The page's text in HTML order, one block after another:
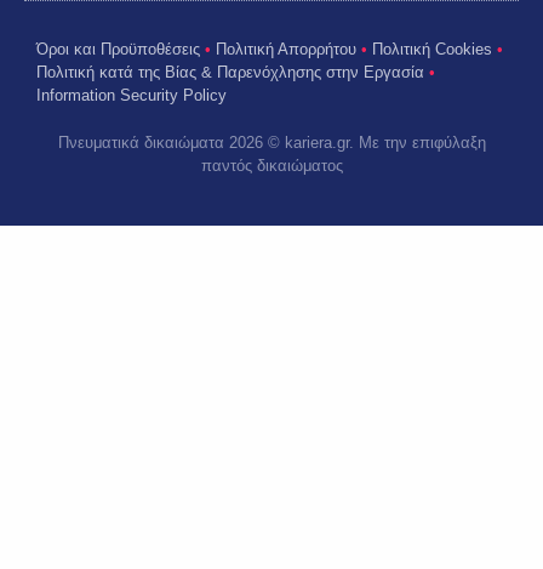
Όροι και Προϋποθέσεις • Πολιτική Απορρήτου • Πολιτική Cookies •
Πολιτική κατά της Βίας & Παρενόχλησης στην Εργασία •
Information Security Policy
Πνευματικά δικαιώματα 2026 © kariera.gr. Με την επιφύλαξη
παντός δικαιώματος